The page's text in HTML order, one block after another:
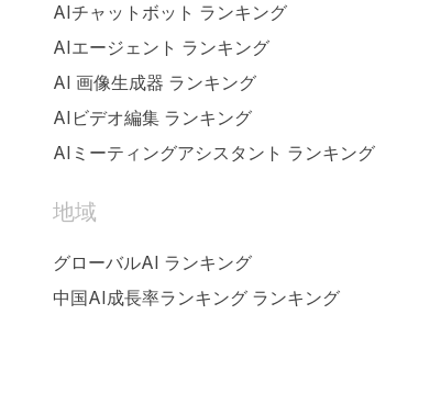
AIチャットボット ランキング
AIエージェント ランキング
AI 画像生成器 ランキング
AIビデオ編集 ランキング
AIミーティングアシスタント ランキング
地域
グローバルAI ランキング
中国AI成長率ランキング ランキング